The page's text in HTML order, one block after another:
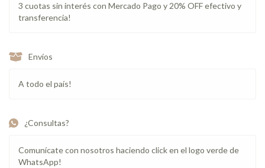
3 cuotas sin interés con Mercado Pago y 20% OFF efectivo y
transferencia!
Envíos
A todo el país!
¿Consultas?
Comunícate con nosotros haciendo click en el logo verde de
WhatsApp!